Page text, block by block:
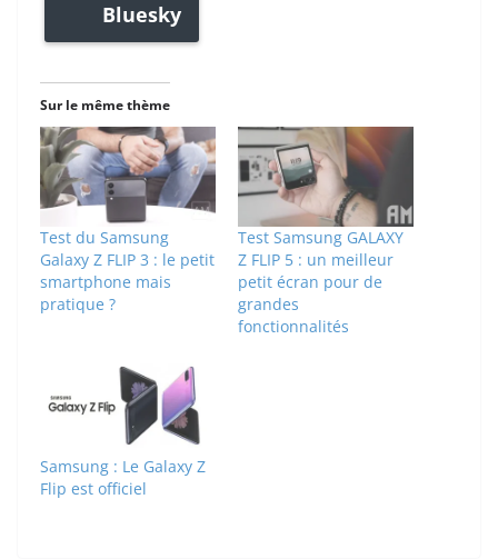
Bluesky
Sur le même thème
Test du Samsung
Galaxy Z FLIP 3 : le petit
smartphone mais
pratique ?
Test Samsung GALAXY
Z FLIP 5 : un meilleur
petit écran pour de
grandes
fonctionnalités
Samsung : Le Galaxy Z
Flip est officiel